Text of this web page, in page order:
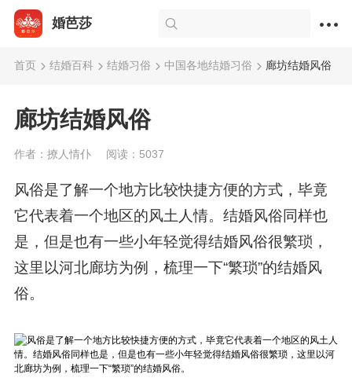
婚芭莎
首页 结婚百科 结婚习俗 中国各地结婚习俗 廊坊结婚风俗
廊坊结婚风俗
作者：撩人情仆 阅读：5037
风俗是了解一个地方比较快捷方便的方式，毕竟
它代表着一个地区的风土人情。结婚风俗同样也
是，但是也有一些小年轻觉得结婚风俗很繁琐，
这里以河北廊坊为例，梳理一下“繁琐”的结婚风
俗。